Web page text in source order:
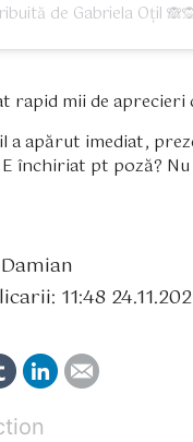
de Gabriela Oțil
rapid mii de
a apărut imediat,
închiriat pt poză? Nu
11:48